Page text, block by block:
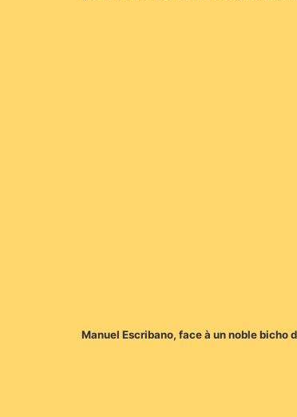
Manuel Escribano, face à un noble bicho